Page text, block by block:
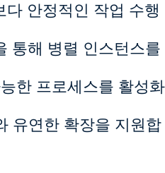
다 안정적인 작업 수행
통해 병렬 인스턴스를
한 프로세스를 활성화
유연한 확장을 지원합